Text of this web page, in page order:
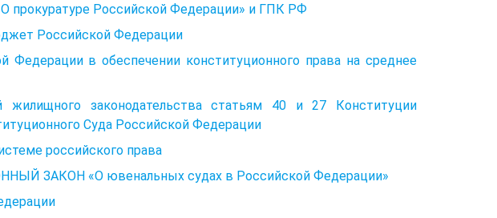
прокуратуре Российской Федерации» и ГПК РФ
Российской Федерации
Федерации в обеспечении конституционного права на среднее
жилищного законодательства статьям 40 и 27 Конституции
Суда Российской Федерации
российского права
ЗАКОН «О ювенальных судах в Российской Федерации»